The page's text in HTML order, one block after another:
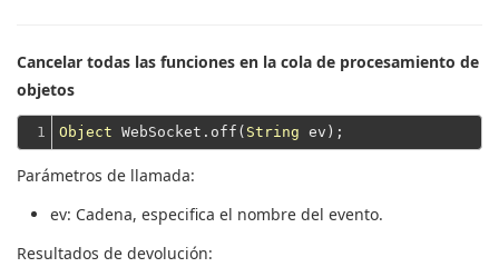
Cancelar todas las funciones en la cola de procesamiento de
objetos
1 Object WebSocket.off( String
Parámetros de llamada:
ev: Cadena, especifica el nombre del evento.
Resultados de devolución: